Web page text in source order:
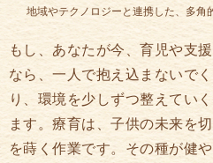
地域やテクノロジーと連携した、多角
もし、あなたが今、育児や支
なら、一人で抱え込まないで
り、環境を少しずつ整えてい
ます。療育は、子供の未来を
を蒔く作業です。その種が健